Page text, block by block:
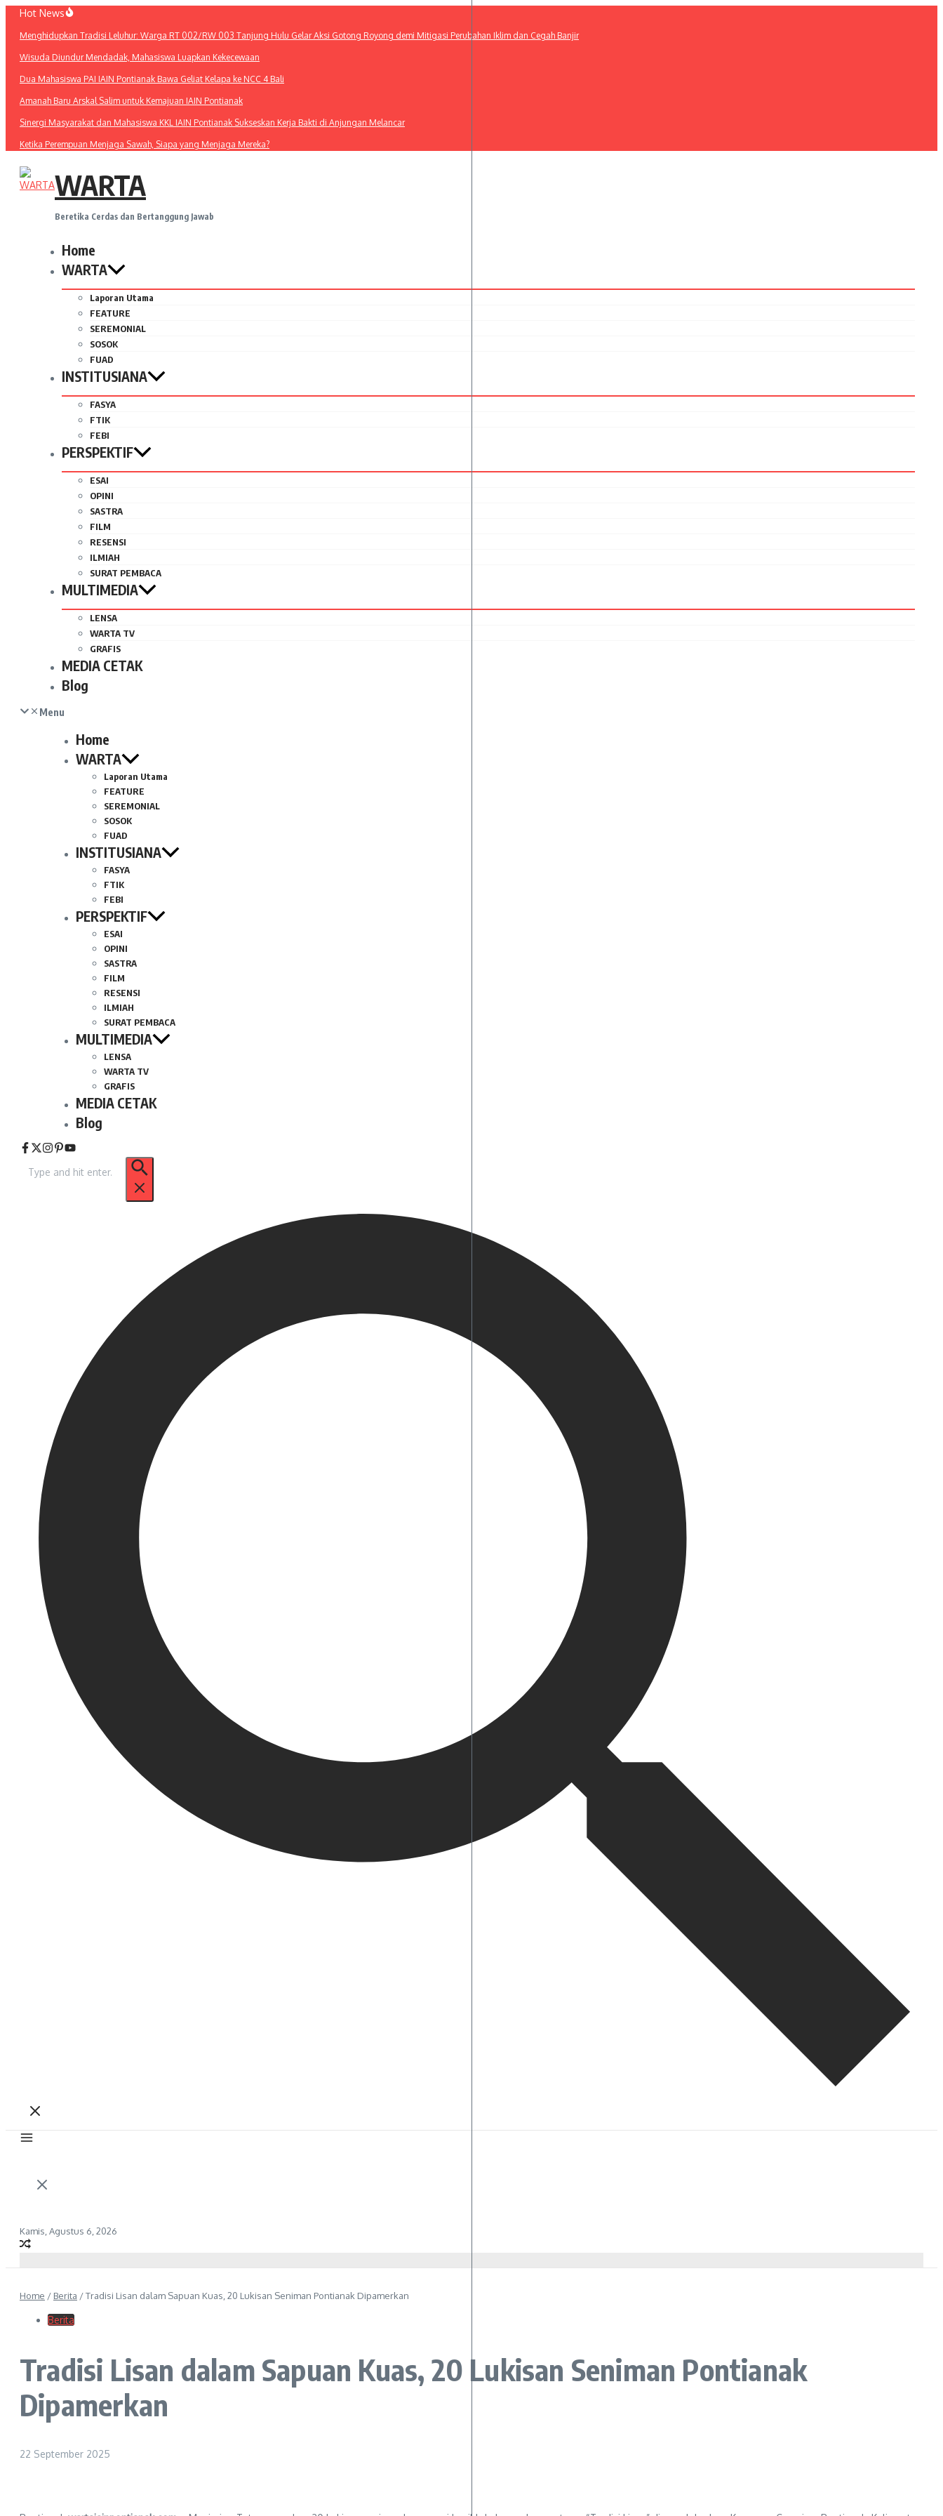
Lewati
konten
Hot News
Menghidupkan Tradisi Leluhur: Warga RT 002/RW 003 Tanjung Hulu Gelar Aksi Gotong Royong demi Mitigasi Perubahan Iklim dan Cegah Banjir
Wisuda Diundur Mendadak, Mahasiswa Luapkan Kekecewaan
Dua Mahasiswa PAI IAIN Pontianak Bawa Geliat Kelapa ke NCC 4 Bali
Amanah Baru Arskal Salim untuk Kemajuan IAIN Pontianak
Sinergi Masyarakat dan Mahasiswa KKL IAIN Pontianak Sukseskan Kerja Bakti di Anjungan Melancar
Ketika Perempuan Menjaga Sawah, Siapa yang Menjaga Mereka?
WARTA
Beretika Cerdas dan Bertanggung Jawab
Home
WARTA
Laporan Utama
FEATURE
SEREMONIAL
SOSOK
FUAD
INSTITUSIANA
FASYA
FTIK
FEBI
PERSPEKTIF
ESAI
OPINI
SASTRA
FILM
RESENSI
ILMIAH
SURAT PEMBACA
MULTIMEDIA
LENSA
WARTA TV
GRAFIS
MEDIA CETAK
Blog
Menu
Home
WARTA
Laporan Utama
FEATURE
SEREMONIAL
SOSOK
FUAD
INSTITUSIANA
FASYA
FTIK
FEBI
PERSPEKTIF
ESAI
OPINI
SASTRA
FILM
RESENSI
ILMIAH
SURAT PEMBACA
MULTIMEDIA
LENSA
WARTA TV
GRAFIS
MEDIA CETAK
Blog
untuk:
Kamis, Agustus 6, 2026
Home / Berita /Tradisi Lisan dalam Sapuan Kuas, 20 Lukisan Seniman Pontianak Dipamerkan
Berita
Tradisi Lisan dalam Sapuan Kuas, 20 Lukisan Seniman Pontianak
Dipamerkan
22 September 2025